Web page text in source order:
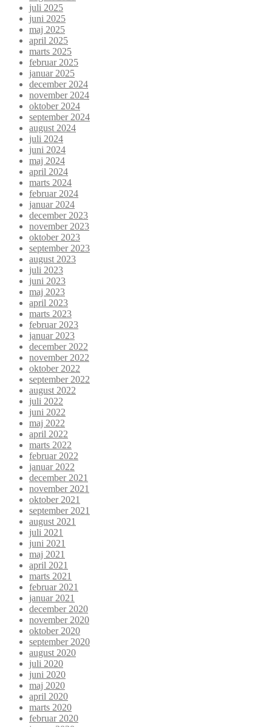
juli 2025
juni 2025
maj 2025
april 2025
marts 2025
februar 2025
januar 2025
december 2024
november 2024
oktober 2024
september 2024
august 2024
juli 2024
juni 2024
maj 2024
april 2024
marts 2024
februar 2024
januar 2024
december 2023
november 2023
oktober 2023
september 2023
august 2023
juli 2023
juni 2023
maj 2023
april 2023
marts 2023
februar 2023
januar 2023
december 2022
november 2022
oktober 2022
september 2022
august 2022
juli 2022
juni 2022
maj 2022
april 2022
marts 2022
februar 2022
januar 2022
december 2021
november 2021
oktober 2021
september 2021
august 2021
juli 2021
juni 2021
maj 2021
april 2021
marts 2021
februar 2021
januar 2021
december 2020
november 2020
oktober 2020
september 2020
august 2020
juli 2020
juni 2020
maj 2020
april 2020
marts 2020
februar 2020